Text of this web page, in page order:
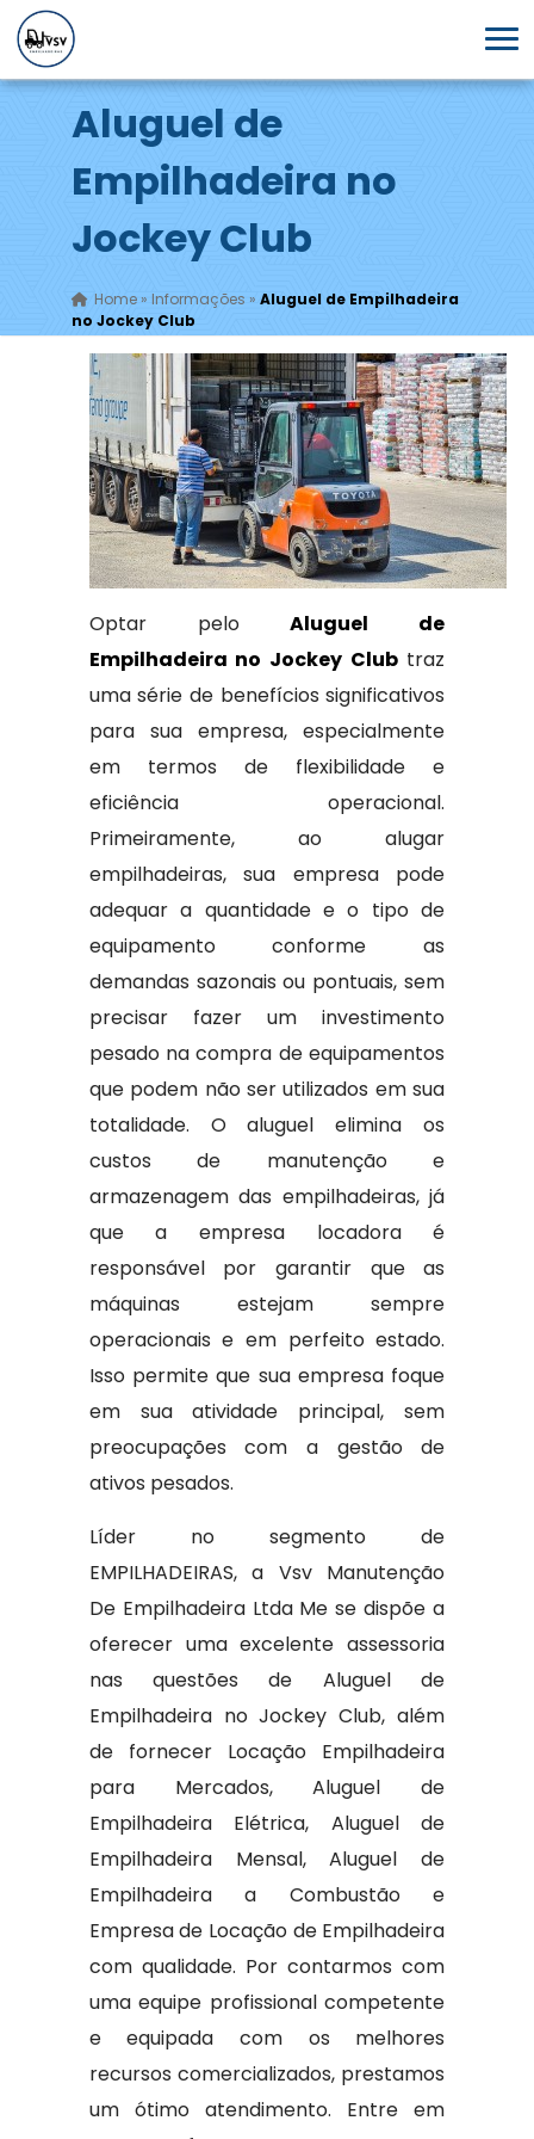
Aluguel de
Empilhadeira no
Jockey Club
Home» Informações » Aluguel de Empilhadeira
no Jockey Club
Optar peloAluguel de
Empilhadeira no Jockey Clubtraz
uma série de benefícios significativos
para sua empresa, especialmente
em termos de flexibilidade e
eficiência operacional.
Primeiramente, ao alugar
empilhadeiras, sua empresa pode
adequar a quantidade e o tipo de
equipamento conforme as
demandas sazonais ou pontuais, sem
precisar fazer um investimento
pesado na compra de equipamentos
que podem não ser utilizados em sua
totalidade. O aluguel elimina os
custos de manutenção e
armazenagem das empilhadeiras, já
que a empresa locadora é
responsável por garantir que as
máquinas estejam sempre
operacionais e em perfeito estado.
Isso permite que sua empresa foque
em sua atividade principal, sem
preocupações com a gestão de
ativos pesados.
Líder no segmento de
EMPILHADEIRAS, a Vsv Manutenção
De Empilhadeira Ltda Me se dispõe a
oferecer uma excelente assessoria
nas questões de Aluguel de
Empilhadeira no Jockey Club, além
de fornecer Locação Empilhadeira
para Mercados, Aluguel de
Empilhadeira Elétrica, Aluguel de
Empilhadeira Mensal, Aluguel de
Empilhadeira a Combustão e
Empresa de Locação de Empilhadeira
com qualidade. Por contarmos com
uma equipe profissional competente
e equipada com os melhores
recursos comercializados, prestamos
um ótimo atendimento. Entre em